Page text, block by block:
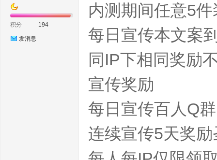
积分 194
发消息
内测期间任意5
每日宣传本文案
同IP下相同奖励
宣传奖励
每日宣传百人Q
连续宣传5天奖